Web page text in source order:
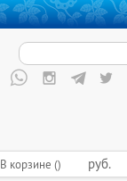
В корзине () руб.